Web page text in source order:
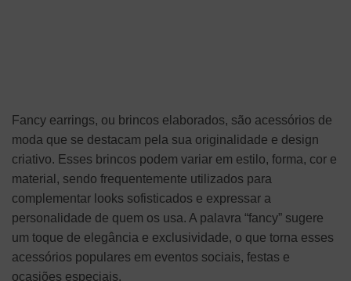
Fancy earrings, ou brincos elaborados, são acessórios de
moda que se destacam pela sua originalidade e design
criativo. Esses brincos podem variar em estilo, forma, cor e
material, sendo frequentemente utilizados para
complementar looks sofisticados e expressar a
personalidade de quem os usa. A palavra “fancy” sugere
um toque de elegância e exclusividade, o que torna esses
acessórios populares em eventos sociais, festas e
ocasiões especiais.